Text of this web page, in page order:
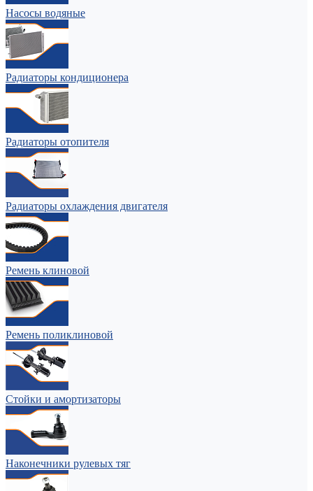
Насосы водяные
Радиаторы кондиционера
Радиаторы отопителя
Радиаторы охлаждения двигателя
Ремень клиновой
Ремень поликлиновой
Стойки и амортизаторы
Наконечники рулевых тяг